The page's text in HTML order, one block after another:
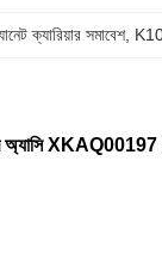
ক্যারিয়ার সমাবেশ,
অ্যাসি